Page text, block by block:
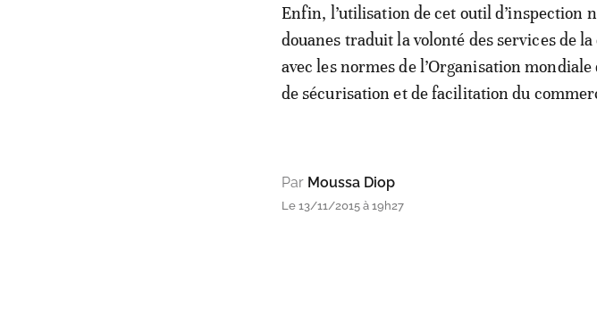
Enfin, l’utilisation de cet outil d’inspection
douanes traduit la volonté des services de
avec les normes de l’Organisation
de sécurisation et de facilitation du
Par Moussa Diop
Le 13/11/2015 à 19h27